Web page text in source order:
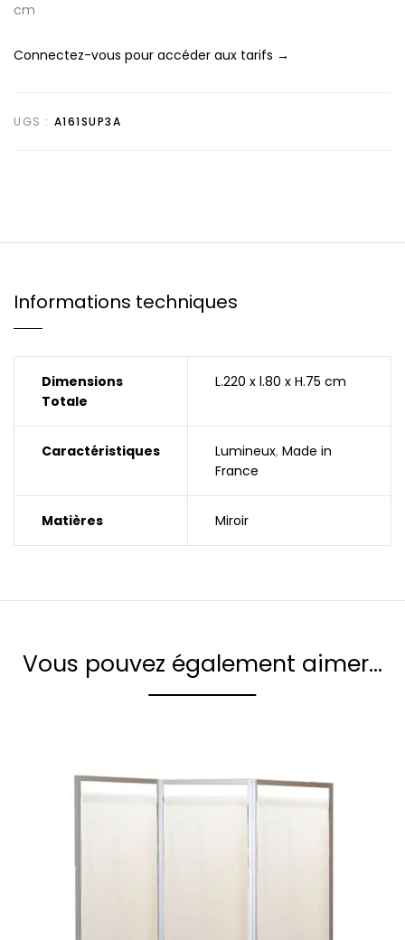
cm
Connectez-vous pour accéder aux tarifs →
UGS : A161SUP3A
Informations techniques
Dimensions
Totale
L.220 x l.80 x H.75 cm
Caractéristiques Lumineux, Made in
France
Matières Miroir
Vous pouvez également aimer…